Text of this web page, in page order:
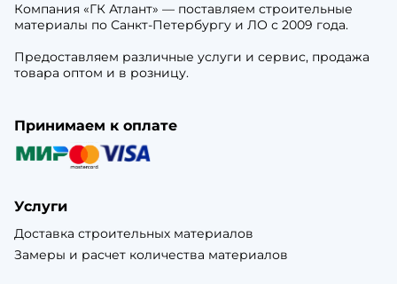
Компания «ГК Атлант» — поставляем строительные
материалы по Санкт-Петербургу и ЛО с 2009 года.
Предоставляем различные услуги и сервис, продажа
товара оптом и в розницу.
Принимаем к оплате
Услуги
Доставка строительных материалов
Замеры и расчет количества материалов